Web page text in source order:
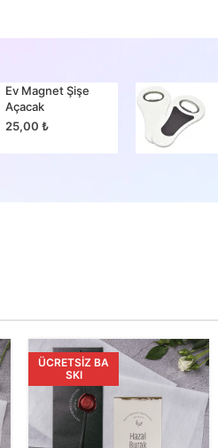
Ev Magnet Şişe
Açacak
25,00 ₺
ÜCRETSIZ BA
SKI